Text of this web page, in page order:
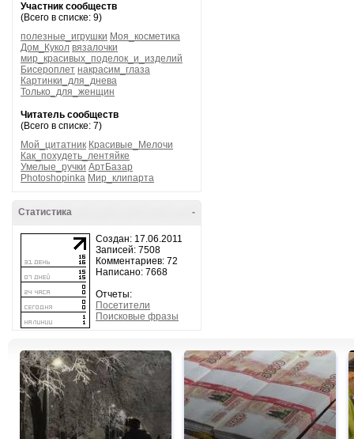
Участник сообществ
(Всего в списке: 9)
полезные_игрушки Моя_косметика
Дом_Кукол вязалочки
мир_красивых_поделок_и_изделий
Бисероплет накрасим_глаза
Картинки_для_днева
Только_для_женщин
Читатель сообществ
(Всего в списке: 7)
Мой_цитатник Красивые_Мелочи
Как_похудеть_лентяйке
Умелые_ручки АртБазар
Photoshopinka Мир_клипарта
-
Статистика
Создан: 17.06.2011
Записей: 7508
Комментариев: 72
Написано: 7668
Отчеты:
Посетители
Поисковые фразы